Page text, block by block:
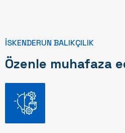
İSKENDERUN BALIKÇILIK
Özenle muhafaza